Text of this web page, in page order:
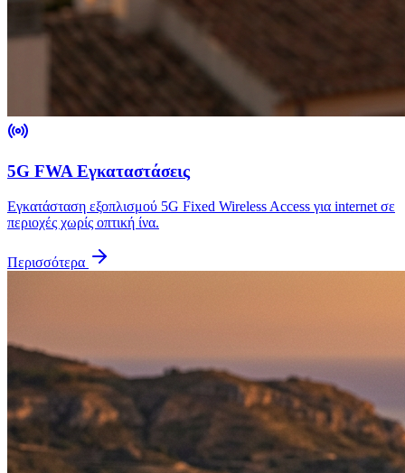
5G FWA Εγκαταστάσεις
Εγκατάσταση εξοπλισμού 5G Fixed Wireless Access για internet σε
περιοχές χωρίς οπτική ίνα.
Περισσότερα